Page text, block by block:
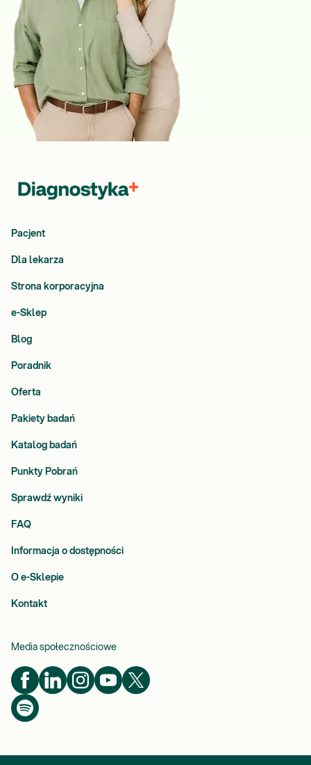
Pacjent
Dla lekarza
Strona korporacyjna
e-Sklep
Blog
Poradnik
Oferta
Pakiety badań
Katalog badań
Punkty Pobrań
Sprawdź wyniki
FAQ
Informacja o dostępności
O e-Sklepie
Kontakt
Media społecznościowe